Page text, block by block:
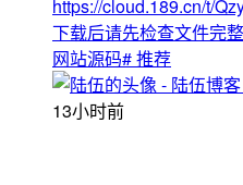
https://cloud.189.cn/t/
下载后请先检查文件完
网站源码# 推荐
13小时前